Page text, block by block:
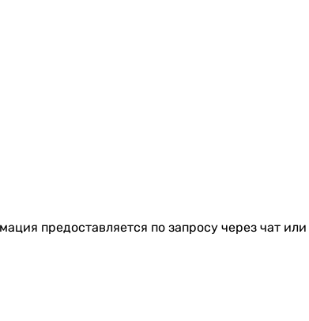
предоставляется по запросу через чат или